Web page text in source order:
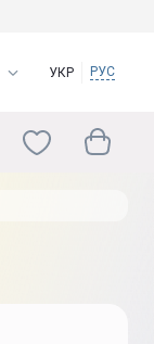
УКР РУС